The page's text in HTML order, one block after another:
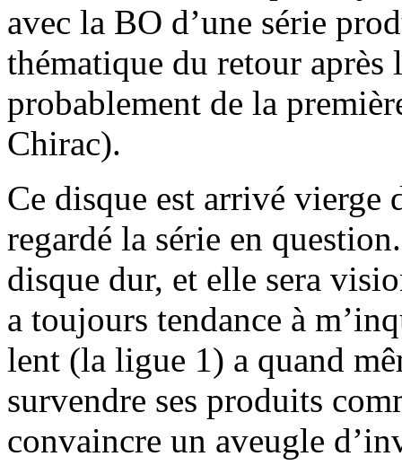
avec la BO d’une série
thématique du retour
probablement de la
Chirac).
Ce disque est arrivé vierge
regardé la série en
disque dur, et elle sera
a toujours tendance à
lent (la ligue 1) a quand
survendre ses produits
convaincre un aveugle